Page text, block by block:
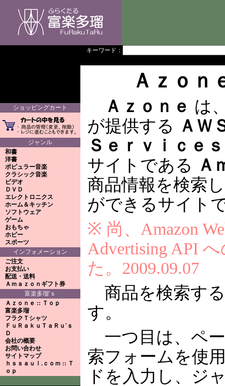
ショッピングカート
ジャンル
和書
洋書
ポピュラー音楽
クラシック音楽
ビデオ
ＤＶＤ
エレクトロニクス
ホーム＆キッチン
ソフトウェア
ゲーム
おもちゃ
ホビー
スポーツ
インフォメーション
ご注文
お支払い
配送・送料
Ａｍａｚｏｎギフト券
富楽多瑠'ｓ
Ａｚｏｎｅ :: Ｔｏｐ
富楽多瑠
フラクＴシャツ
ＦｕＲａｋｕＴａＲｕ'ｓ
Ｄ
会社の概要
お問い合わせ
サイトマップ
ｈｓｓａｕｌ.ｃｏｍ :: Ｔ
ｏｐ
キーワード：
Ａｚｏｎ
Ａｚｏｎｅ は
が提供する ＡＷ
Ｓｅｒｖｉｃｅ
サイトである Ａ
商品情報を検索
ができるサイト
※ 尚、Amazon
Advertising API
た。2009.09.07
商品を検索す
す。
一つ目は、ペ
索フォームを使
ドを入力し、ジ